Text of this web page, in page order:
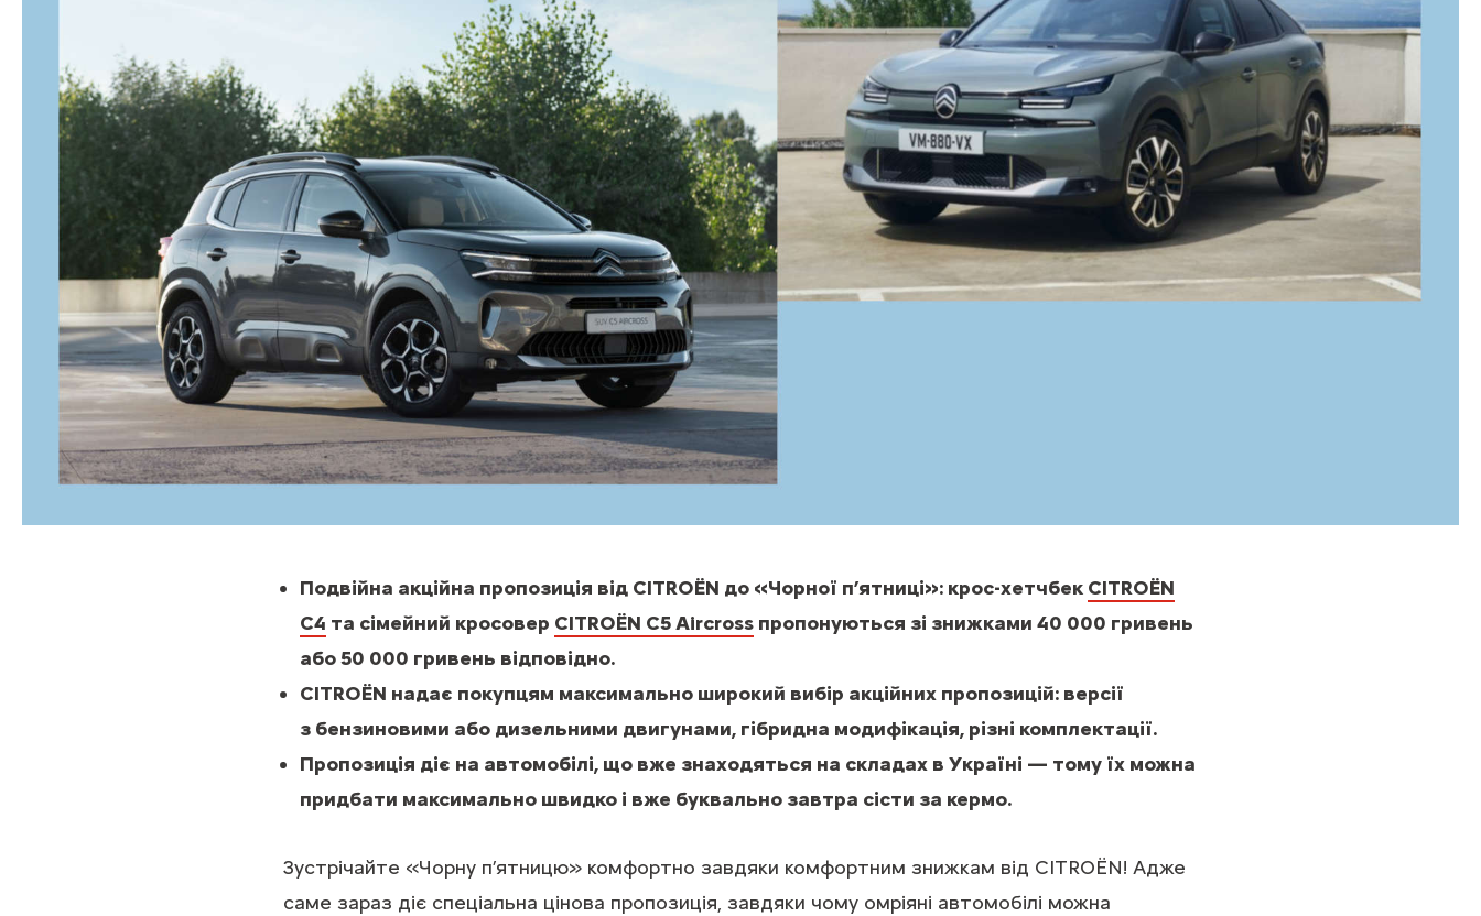
Подвійна акційна пропозиція від CITROЁN до «Чорної п’ятниці»: крос-хетчбек CITROЁN
C4 та сімейний кросовер CITROЁN C5 Aircross пропонуються зі знижками 40 000 гривень
або 50 000 гривень відповідно.
CITROЁN надає покупцям максимально широкий вибір акційних пропозицій: версії
з бензиновими або дизельними двигунами, гібридна модифікація, різні комплектації.
Пропозиція діє на автомобілі, що вже знаходяться на складах в Україні — тому їх можна
придбати максимально швидко і вже буквально завтра сісти за кермо.
Зустрічайте «Чорну п’ятницю» комфортно завдяки комфортним знижкам від CITROЁN! Адже
саме зараз діє спеціальна цінова пропозиція, завдяки чому омріяні автомобілі можна